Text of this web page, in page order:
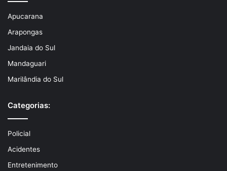
Apucarana
Arapongas
Jandaia do Sul
Mandaguari
Marilândia do Sul
Categorias:
Policial
Acidentes
Entretenimento